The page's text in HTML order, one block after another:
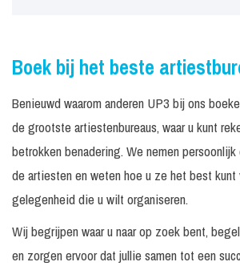
Boek bij het beste
Benieuwd waarom anderen UP3 bij ons
de grootste artiestenbureaus, waar u kunt
betrokken benadering. We nemen
de artiesten en weten hoe u ze het best kunt
gelegenheid die u wilt organiseren.
Wij begrijpen waar u naar op zoek bent,
en zorgen ervoor dat jullie samen tot een